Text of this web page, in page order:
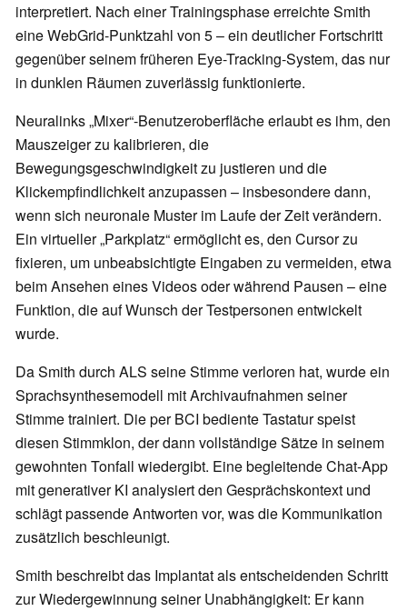
interpretiert. Nach einer Trainingsphase erreichte Smith
eine WebGrid-Punktzahl von 5 – ein deutlicher Fortschritt
gegenüber seinem früheren Eye-Tracking-System, das nur
in dunklen Räumen zuverlässig funktionierte.
Neuralinks „Mixer“-Benutzeroberfläche erlaubt es ihm, den
Mauszeiger zu kalibrieren, die
Bewegungsgeschwindigkeit zu justieren und die
Klickempfindlichkeit anzupassen – insbesondere dann,
wenn sich neuronale Muster im Laufe der Zeit verändern.
Ein virtueller „Parkplatz“ ermöglicht es, den Cursor zu
fixieren, um unbeabsichtigte Eingaben zu vermeiden, etwa
beim Ansehen eines Videos oder während Pausen – eine
Funktion, die auf Wunsch der Testpersonen entwickelt
wurde.
Da Smith durch ALS seine Stimme verloren hat, wurde ein
Sprachsynthesemodell mit Archivaufnahmen seiner
Stimme trainiert. Die per BCI bediente Tastatur speist
diesen Stimmklon, der dann vollständige Sätze in seinem
gewohnten Tonfall wiedergibt. Eine begleitende Chat-App
mit generativer KI analysiert den Gesprächskontext und
schlägt passende Antworten vor, was die Kommunikation
zusätzlich beschleunigt.
Smith beschreibt das Implantat als entscheidenden Schritt
zur Wiedergewinnung seiner Unabhängigkeit: Er kann